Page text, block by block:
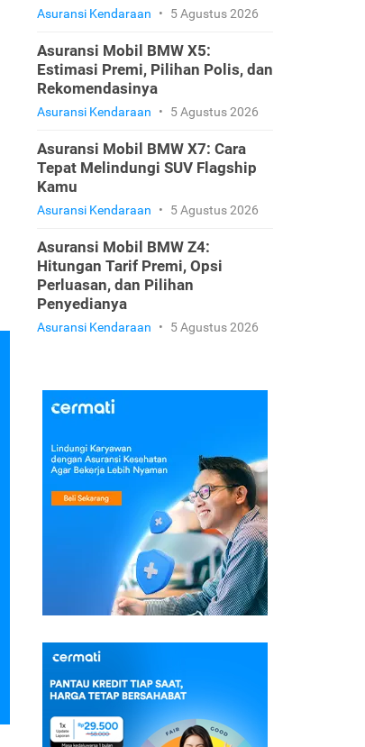
Asuransi Kendaraan • 5 Agustus 2026
Asuransi Mobil BMW X5:
Estimasi Premi, Pilihan Polis, dan
Rekomendasinya
Asuransi Kendaraan • 5 Agustus 2026
Asuransi Mobil BMW X7: Cara
Tepat Melindungi SUV Flagship
Kamu
Asuransi Kendaraan • 5 Agustus 2026
Asuransi Mobil BMW Z4:
Hitungan Tarif Premi, Opsi
Perluasan, dan Pilihan
Penyedianya
Asuransi Kendaraan • 5 Agustus 2026